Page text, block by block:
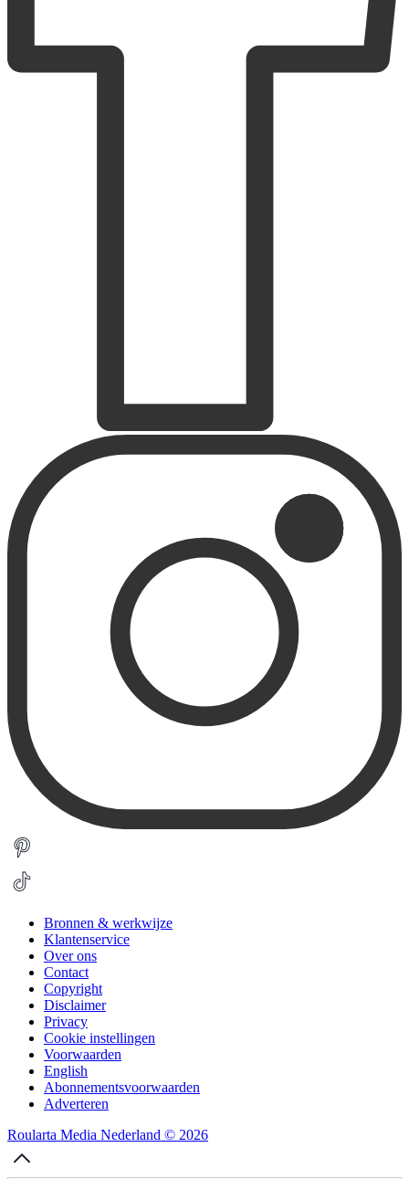
Bronnen & werkwijze
Klantenservice
Over ons
Contact
Copyright
Disclaimer
Privacy
Cookie instellingen
Voorwaarden
English
Abonnementsvoorwaarden
Adverteren
Roularta Media Nederland © 2026